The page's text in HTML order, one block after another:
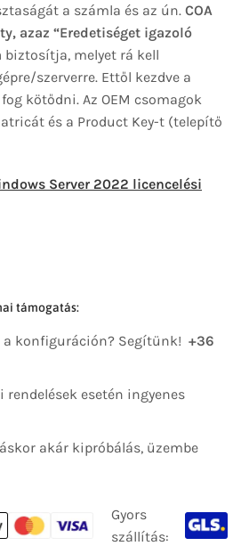
a számla és az ún. COA
azaz “Eredetiséget igazoló
biztosítja, melyet rá kell
szerverre. Ettől kezdve a
kötődni. Az OEM csomagok
és a Product Key-t (telepítő
Server 2022 licencelési
támogatás:
konfiguráción? Segítünk! +36
rendelések esetén ingyenes
akár kipróbálás, üzembe
Gyors
szállítás: